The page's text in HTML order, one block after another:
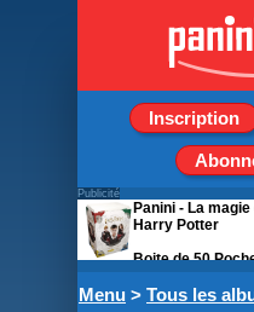
Inscription
Menu > Tous les
Publicité
Panini - La
Harry Potter
Boite de 50
stickers + 1 carte